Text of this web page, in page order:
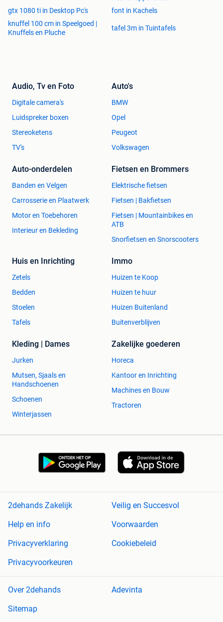
gtx 1080 ti in Desktop Pc's
font in Kachels
knuffel 100 cm in Speelgoed |
Knuffels en Pluche
tafel 3m in Tuintafels
Audio, Tv en Foto
Digitale camera's
Luidspreker boxen
Stereoketens
TV's
Auto's
BMW
Opel
Peugeot
Volkswagen
Auto-onderdelen
Banden en Velgen
Carrosserie en Plaatwerk
Motor en Toebehoren
Interieur en Bekleding
Fietsen en Brommers
Elektrische fietsen
Fietsen | Bakfietsen
Fietsen | Mountainbikes en
ATB
Snorfietsen en Snorscooters
Huis en Inrichting
Zetels
Bedden
Stoelen
Tafels
Immo
Huizen te Koop
Huizen te huur
Huizen Buitenland
Buitenverblijven
Kleding | Dames
Jurken
Mutsen, Sjaals en
Handschoenen
Schoenen
Winterjassen
Zakelijke goederen
Horeca
Kantoor en Inrichting
Machines en Bouw
Tractoren
2dehands Zakelijk
Veilig en Succesvol
Help en info
Voorwaarden
Privacyverklaring
Cookiebeleid
Privacyvoorkeuren
Over 2dehands
Adevinta
Sitemap